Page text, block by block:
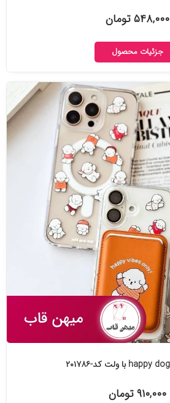
۵۴۸,۰۰۰ تومان
جزئیات محصول
۹۱۰,۰۰۰ تومان